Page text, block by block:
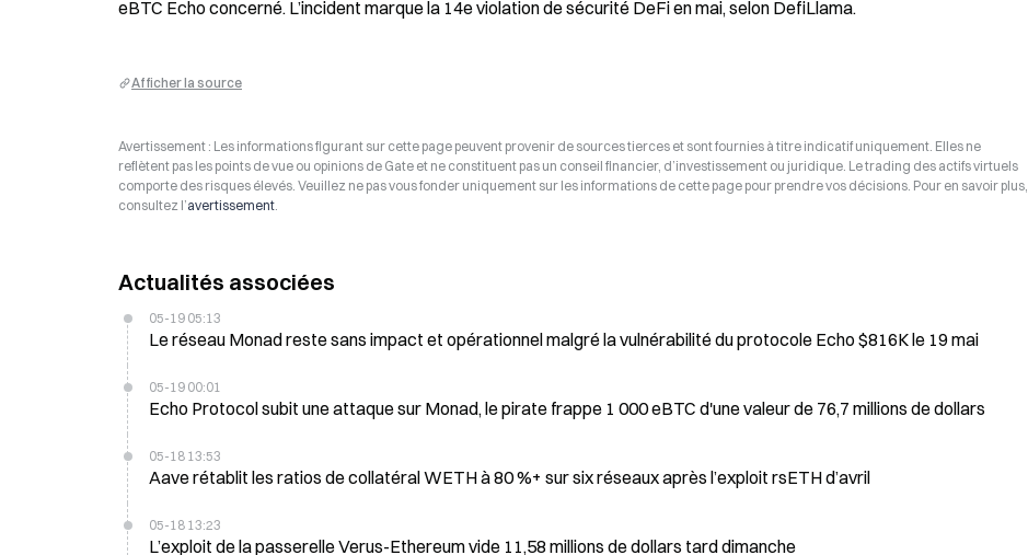
eBTC Echo concerné. L’incident marque la 14e violation de sécurité DeFi en mai, selon DefiLlama.
Afficher la source
Avertissement : Les informations figurant sur cette page peuvent provenir de sources tierces et sont fournies à titre indicatif uniquement. Elles ne
reflètent pas les points de vue ou opinions de Gate et ne constituent pas un conseil financier, d’investissement ou juridique. Le trading des actifs virtuels
comporte des risques élevés. Veuillez ne pas vous fonder uniquement sur les informations de cette page pour prendre vos décisions. Pour en savoir plus,
consultez l’avertissement.
Actualités associées
05-19 05:13
Le réseau Monad reste sans impact et opérationnel malgré la vulnérabilité du protocole Echo $816K le 19 mai
05-19 00:01
Echo Protocol subit une attaque sur Monad, le pirate frappe 1 000 eBTC d'une valeur de 76,7 millions de dollars
05-18 13:53
Aave rétablit les ratios de collatéral WETH à 80 %+ sur six réseaux après l’exploit rsETH d’avril
05-18 13:23
L’exploit de la passerelle Verus-Ethereum vide 11,58 millions de dollars tard dimanche